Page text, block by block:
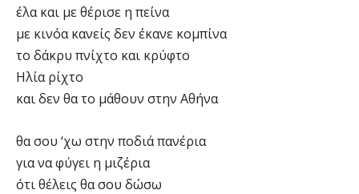
έλα και με θέρισε η πείνα
με κινόα κανείς δεν έκανε κομπίνα
το δάκρυ πνίχτο και κρύφτο
Ηλία ρίχτο
και δεν θα το μάθουν στην Αθήνα
θα σου ‘χω στην ποδιά πανέρια
για να φύγει η μιζέρια
ότι θέλεις θα σου δώσω